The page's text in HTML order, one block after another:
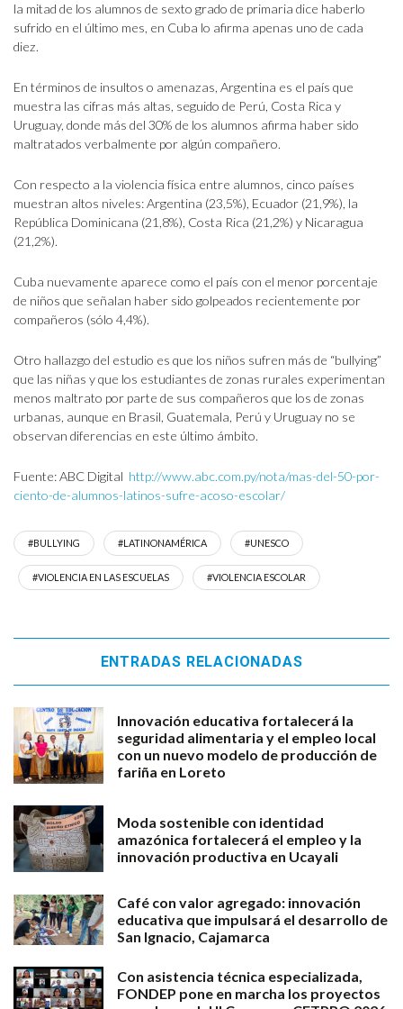
la mitad de los alumnos de sexto grado de primaria dice haberlo
sufrido en el último mes, en Cuba lo afirma apenas uno de cada
diez.
En términos de insultos o amenazas, Argentina es el país que
muestra las cifras más altas, seguido de Perú, Costa Rica y
Uruguay, donde más del 30% de los alumnos afirma haber sido
maltratados verbalmente por algún compañero.
Con respecto a la violencia física entre alumnos, cinco países
muestran altos niveles: Argentina (23,5%), Ecuador (21,9%), la
República Dominicana (21,8%), Costa Rica (21,2%) y Nicaragua
(21,2%).
Cuba nuevamente aparece como el país con el menor porcentaje
de niños que señalan haber sido golpeados recientemente por
compañeros (sólo 4,4%).
Otro hallazgo del estudio es que los niños sufren más de “bullying”
que las niñas y que los estudiantes de zonas rurales experimentan
menos maltrato por parte de sus compañeros que los de zonas
urbanas, aunque en Brasil, Guatemala, Perú y Uruguay no se
observan diferencias en este último ámbito.
Fuente: ABC Digital http://www.abc.com.py/nota/mas-del-50-por-
ciento-de-alumnos-latinos-sufre-acoso-escolar/
#BULLYING #LATINONAMÉRICA #UNESCO
#VIOLENCIA EN LAS ESCUELAS #VIOLENCIA ESCOLAR
ENTRADAS RELACIONADAS
Innovación educativa fortalecerá la
seguridad alimentaria y el empleo local
con un nuevo modelo de producción de
fariña en Loreto
Moda sostenible con identidad
amazónica fortalecerá el empleo y la
innovación productiva en Ucayali
Café con valor agregado: innovación
educativa que impulsará el desarrollo de
San Ignacio, Cajamarca
Con asistencia técnica especializada,
FONDEP pone en marcha los proyectos